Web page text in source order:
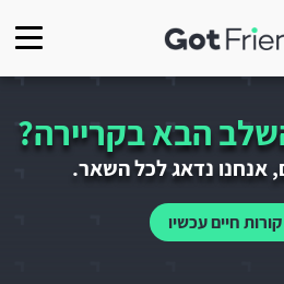
הבא בקריירה?
אנחנו נדאג לכל השאר.
חיים עכשיו